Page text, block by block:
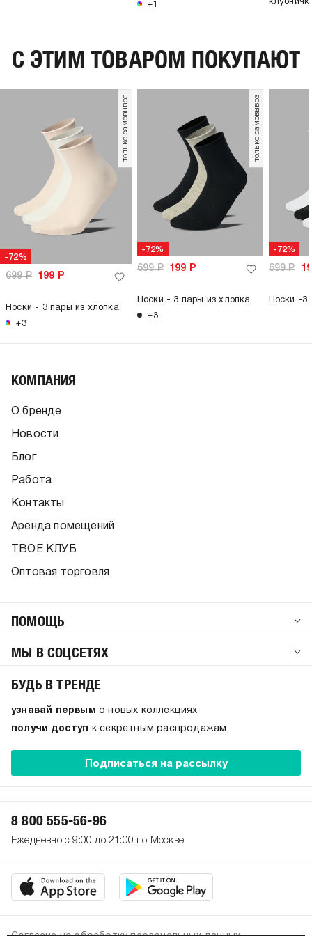
+1
C ЭТИМ ТОВАРОМ ПОКУПАЮТ
-72%
только самовывоз
699Р 199 Р
Носки - 3 пары из хлопка
+3
-72%
только самовывоз
699Р 199 Р
Носки - 3 пары из хлопка
+3
-72%
699Р
Носки -3
КОМПАНИЯ
О бренде
Новости
Блог
Работа
Контакты
Аренда помещений
ТВОЕ КЛУБ
Оптовая торговля
ПОМОЩЬ
МЫ В СОЦСЕТЯХ
БУДЬ В ТРЕНДЕ
узнавай первым о новых коллекциях
получи доступ
к секретным распродажам
Подписаться на рассылку
8 800 555-56-96
Ежедневно с 9:00 до 21:00 по Москве